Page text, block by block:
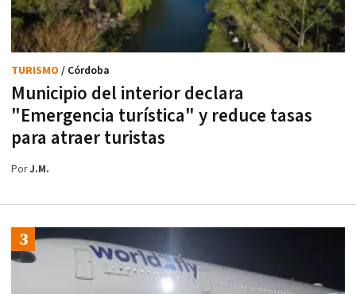
Municipio del interior declara
"Emergencia turística" y reduce tasas
para atraer turistas
TURISMO / Córdoba
PorJ.M.